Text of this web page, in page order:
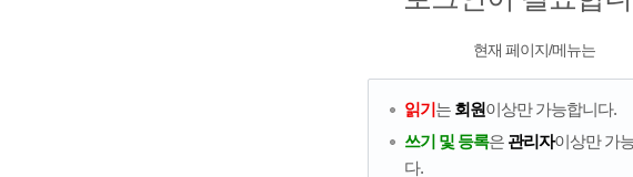
현재 페이지/메뉴는
읽기는 회원이상만 가능합니다.
쓰기 및 등록은 관리자이상만 가
다.